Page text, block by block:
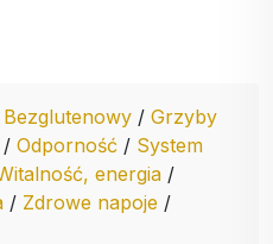
Bezglutenowy / Grzyby
/ Odporność / System
energia /
/ Zdrowe napoje /